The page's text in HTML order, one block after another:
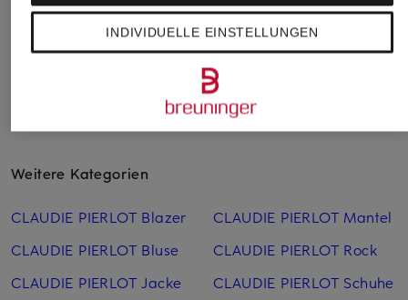
Ursprünglich:299 €
Weitere Kategorien
CLAUDIE PIERLOT Blazer
CLAUDIE PIERLOT Bluse
CLAUDIE PIERLOT Jacke
CLAUDIE PIERLOT Mantel
CLAUDIE PIERLOT Rock
CLAUDIE PIERLOT Schuhe
INDIVIDUELLE EINSTELLUNGEN